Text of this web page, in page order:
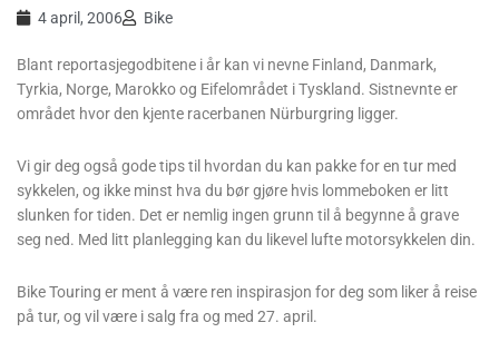
4 april, 2006 Bike
Blant reportasjegodbitene i år kan vi nevne Finland, Danmark,
Tyrkia, Norge, Marokko og Eifelområdet i Tyskland. Sistnevnte er
området hvor den kjente racerbanen Nürburgring ligger.
Vi gir deg også gode tips til hvordan du kan pakke for en tur med
sykkelen, og ikke minst hva du bør gjøre hvis lommeboken er litt
slunken for tiden. Det er nemlig ingen grunn til å begynne å grave
seg ned. Med litt planlegging kan du likevel lufte motorsykkelen din.
Bike Touring er ment å være ren inspirasjon for deg som liker å reise
på tur, og vil være i salg fra og med 27. april.